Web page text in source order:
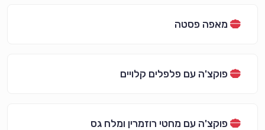
מאפה פסטה
פוקצ'ה עם פלפלים קלויים
פוקצ'ה עם מחטי רוזמרין ומלח גס